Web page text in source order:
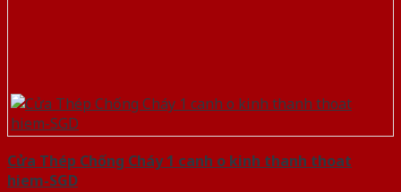
Cửa Thép Chống Cháy 1 canh o kinh thanh thoat
hiem-SGD